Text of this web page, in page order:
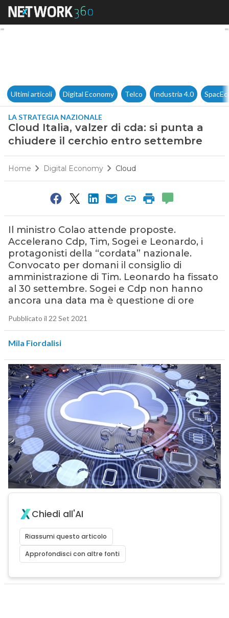
Cloud Italia, valzer di cda: si
Ultimi articoli Digital Economy Telco Industria 4.0
LA STRATEGIA NAZIONALE
Cloud Italia, valzer di cda: si punta a
chiudere il cerchio entro settembre
Home Digital Economy Cloud
Il ministro Colao attende proposte.
Accelerano Cdp, Tim, Sogei e Leonardo, i
protagonisti della “cordata” nazionale.
Convocato per domani il consiglio di
amministrazione di Tim. Leonardo ha fissato
al 30 settembre. Sogei e Cdp non hanno
ancora una data ma è questione di ore
Pubblicato il 22 Set 2021
Mila Fiordalisi
Chiedi all'AI
Riassumi questo articolo
Approfondisci con altre fonti